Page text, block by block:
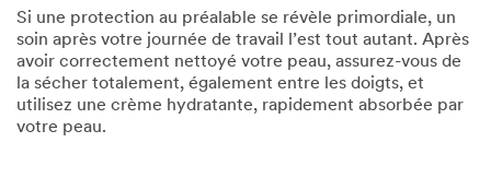
Si une protection au préalable se révèle primordiale, un
soin après votre journée de travail l’est tout autant. Après
avoir correctement nettoyé votre peau, assurez-vous de
la sécher totalement, également entre les doigts, et
utilisez une crème hydratante, rapidement absorbée par
votre peau.